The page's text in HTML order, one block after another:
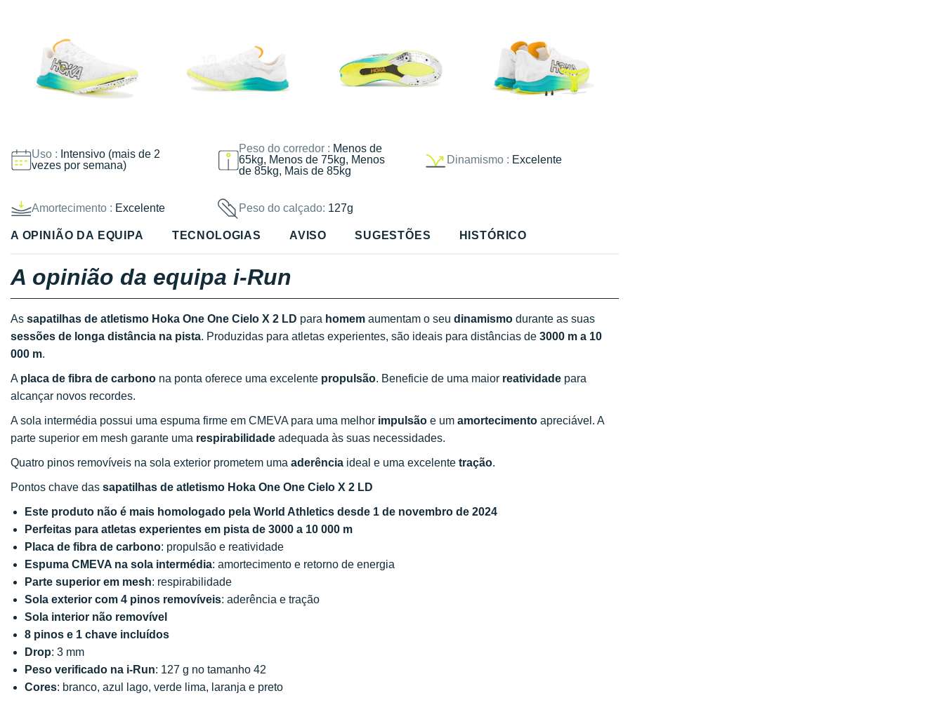
Uso : Intensivo (mais de 2
vezes por semana)
Peso do corredor : Menos de
65kg, Menos de 75kg, Menos
de 85kg, Mais de 85kg
Dinamismo : Excelente
Amortecimento : Excelente Peso do calçado: 127g
A OPINIÃO DA EQUIPA TECNOLOGIAS AVISO SUGESTÕES HISTÓRICO
A opinião da equipa i-Run
As sapatilhas de atletismo Hoka One One Cielo X 2 LD para homem aumentam o seu dinamismo durante as suas
sessões de longa distância na pista. Produzidas para atletas experientes, são ideais para distâncias de 3000 m a 10
000 m.
A placa de fibra de carbono na ponta oferece uma excelente propulsão. Beneficie de uma maior reatividade para
alcançar novos recordes.
A sola intermédia possui uma espuma firme em CMEVA para uma melhor impulsão e um amortecimento apreciável. A
parte superior em mesh garante uma respirabilidade adequada às suas necessidades.
Quatro pinos removíveis na sola exterior prometem uma aderência ideal e uma excelente tração.
Pontos chave das sapatilhas de atletismo Hoka One One Cielo X 2 LD
Este produto não é mais homologado pela World Athletics desde 1 de novembro de 2024
Perfeitas para atletas experientes em pista de 3000 a 10 000 m
Placa de fibra de carbono: propulsão e reatividade
Espuma CMEVA na sola intermédia: amortecimento e retorno de energia
Parte superior em mesh: respirabilidade
Sola exterior com 4 pinos removíveis: aderência e tração
Sola interior não removível
8 pinos e 1 chave incluídos
Drop: 3 mm
Peso verificado na i-Run: 127 g no tamanho 42
Cores: branco, azul lago, verde lima, laranja e preto